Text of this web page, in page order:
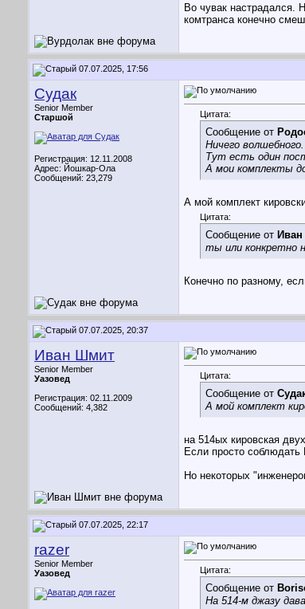
Во чувак настрадался.
комтранса конечно
07.07.2025, 17:56
Судак
Senior Member
Старшой
Регистрация: 12.11.2008
Адрес: Йошкар-Ола
Сообщений: 23,279
Цитата:
Сообщение от
Ничего волшебного.
Тут есть один
А мои комплекты
А мой комплект
Цитата:
Сообщение от
ты или конкретно
Конечно по разному,
07.07.2025, 20:37
Иван Шмит
Senior Member
Уазовед
Регистрация: 02.11.2009
Сообщений: 4,382
Цитата:
Сообщение от
А мой комплект
на 514ых кировская
Если просто соблюдать
Но некоторых
07.07.2025, 22:17
razer
Senior Member
Уазовед
Цитата:
Сообщение от
На 514-м джазу